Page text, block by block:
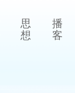
思
想
播
客